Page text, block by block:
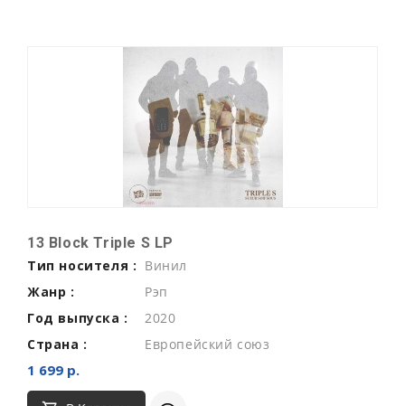
13 Block Triple S LP
Тип носителя : Винил
Жанр :
Рэп
Год выпуска :
2020
Страна :
Европейский союз
1 699 р.